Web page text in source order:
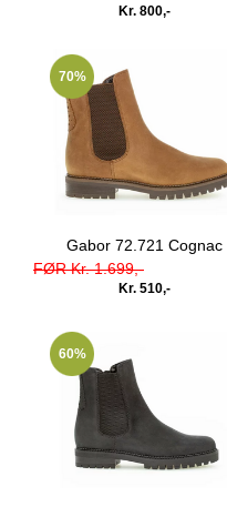
Kr. 800,-
70%
Gabor 72.721 Cognac
FØR Kr. 1.699,-
Kr. 510,-
60%